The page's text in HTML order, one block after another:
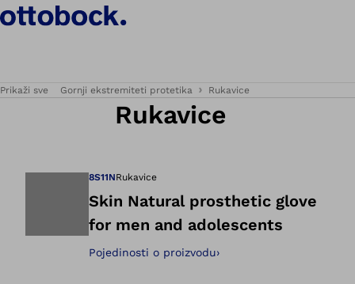
Prikaži sve Gornji ekstremiteti protetika Rukavice
Rukavice
Otvara sliku u
8S11NRukavice
Skin Natural prosthetic glove
for men and adolescents
Pojedinosti o proizvodu›